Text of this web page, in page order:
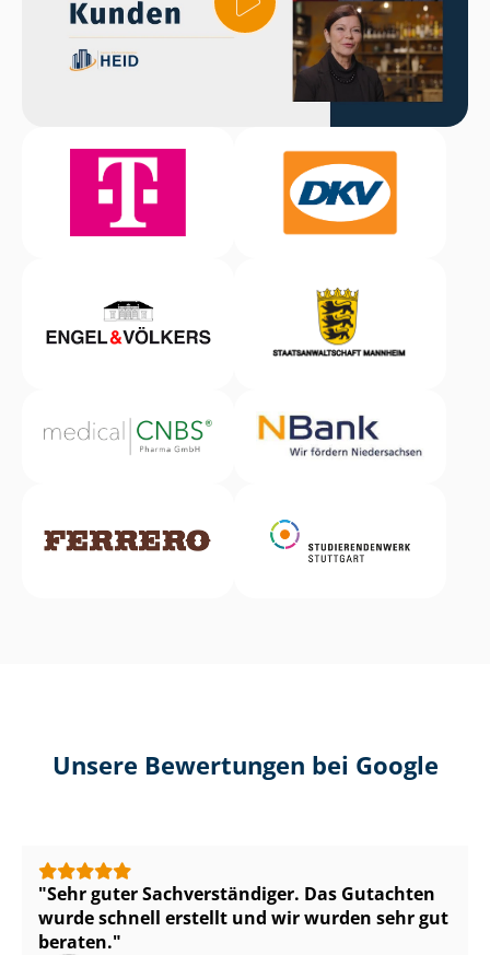
Unsere Bewertungen bei Google
Sehr guter Sach­ver­stän­di­ger. Das Gutachten
wurde schnell erstellt und wir wurden sehr gut
beraten.